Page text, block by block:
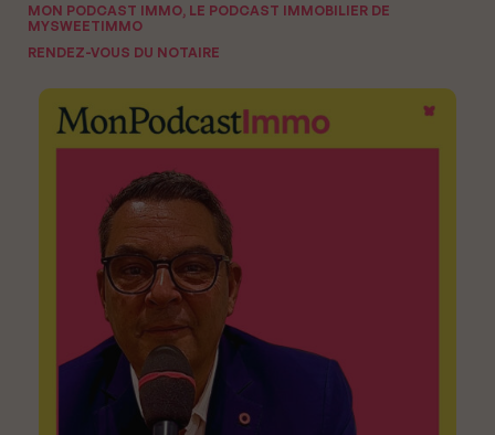
MON PODCAST IMMO, LE PODCAST IMMOBILIER DE
MYSWEETIMMO
RENDEZ-VOUS DU NOTAIRE